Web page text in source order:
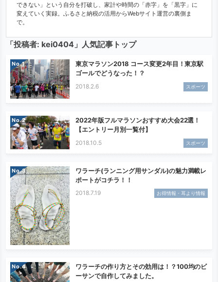
できない」という自分を打破し、家計や時間の「赤字」を「黒字」に
変えていく実録。ふるさと納税の活用からWebサイト運営の裏側ま
で。
「投稿者: kei0404 」人気記事トップ
No.
東京マラソン2018 コース変更2年目！東京駅
ゴールでどうなった！？
2018.2.6 スポーツ
No.
2022年版フルマラソンおすすめ大会22選！
【エントリー月別一覧付】
2018.10.5 スポーツ
No.
ワラーチ(ランニング用サンダル)の魅力満載レ
ポートがコチラ！！
2018.7.19 お得情報・耳より情報
No.
ワラーチの作り方とその効用は！？100均のビ
ーサンで自作してみました。